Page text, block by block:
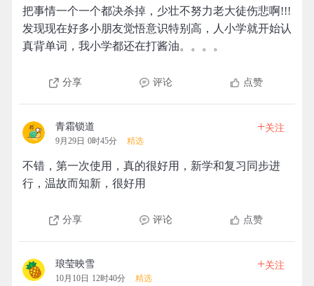
把事情一个一个都决杀掉，少壮不努力老大徒伤悲啊!!!
发现现在好多小朋友觉悟意识特别高，人小学就开始认
真背单词，我小学都还在打酱油。。。。
分享 评论 点赞
青霜锁道
9月29日 0时45分 精选
+关注
不错，第一次使用，真的很好用，新学和复习同步进
行，温故而知新，很好用
分享 评论 点赞
琅莹映雪
10月10日 12时40分 精选
+关注